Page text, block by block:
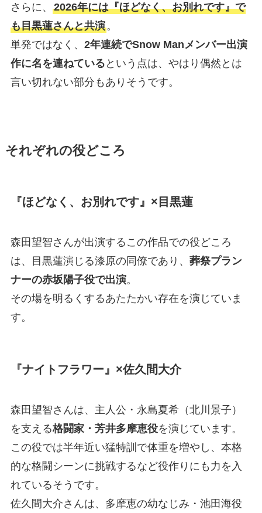
さらに、 2026年には『ほどなく、お別れです』で
も目黒蓮さんと共演。
単発ではなく、 2年連続でSnow Manメンバー出演
作に名を連ねている という点は、やはり偶然とは
言い切れない部分もありそうです。
それぞれの役どころ
『ほどなく、お別れです』×目黒蓮
森田望智さんが出演するこの作品での役どころ
は、目黒蓮演じる漆原の同僚であり、 葬祭プラン
ナーの赤坂陽子役で出演。
その場を明るくするあたたかい存在を演じていま
す。
『ナイトフラワー』×佐久間大介
森田望智さんは、主人公・永島夏希（北川景子）
を支える格闘家・芳井多摩恵役を演じています。
この役では半年近い猛特訓で体重を増やし、本格
的な格闘シーンに挑戦するなど役作りにも力を入
れているそうです。
佐久間大介さんは、多摩恵の幼なじみ・池田海役